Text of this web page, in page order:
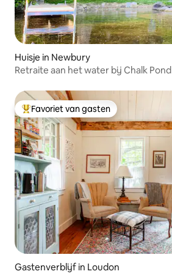
Huisje in Newbury
Retraite aan het water bij Chalk Pond
Topfavoriet van gasten
Favoriet van gasten
Gastenverblijf in Loudon